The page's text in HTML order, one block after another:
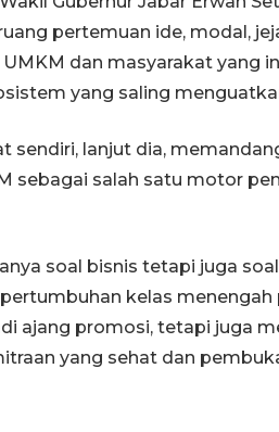
pertemuan ide, modal,
dan masyarakat yang
yang saling
sendiri, lanjut dia,
sebagai salah satu motor
soal bisnis tetapi juga
kelas menengah
ajang promosi, tetapi juga
yang sehat dan
dan
31 Juli